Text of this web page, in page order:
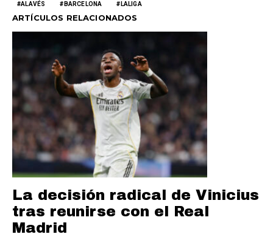
ALAVÉS BARCELONA LALIGA
ARTÍCULOS RELACIONADOS
La decisión radical de Vinicius
tras reunirse con el Real
Madrid